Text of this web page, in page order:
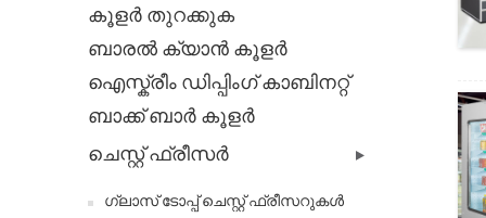
കൂളർ തുറക്കുക
ബാരൽ ക്യാൻ കൂളർ
ഐസ്ക്രീം ഡിപ്പിംഗ് കാബിനറ്റ്
ബാക്ക് ബാർ കൂളർ
ചെസ്റ്റ് ഫ്രീസർ
ഗ്ലാസ് ടോപ്പ് ചെസ്റ്റ് ഫ്രീസറുകൾ